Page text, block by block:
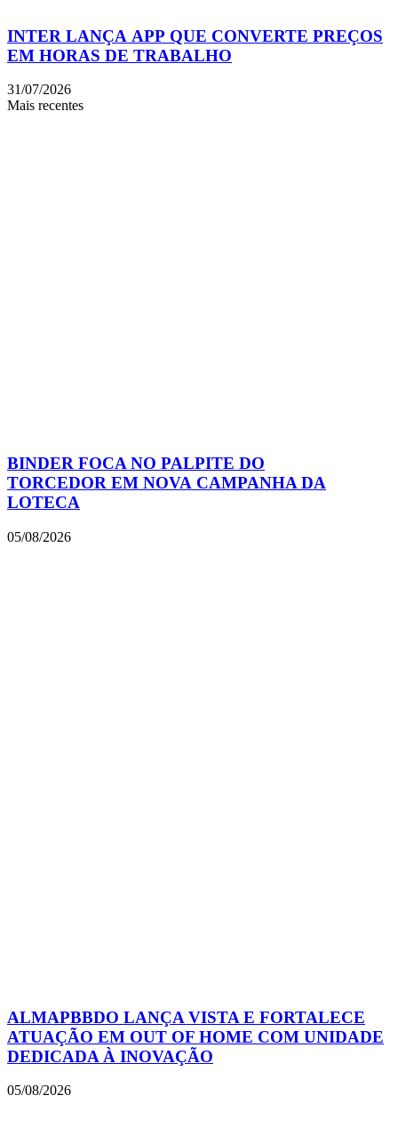
INTER LANÇA APP QUE CONVERTE PREÇOS
EM HORAS DE TRABALHO
31/07/2026
Mais recentes
BINDER FOCA NO PALPITE DO
TORCEDOR EM NOVA CAMPANHA DA
LOTECA
05/08/2026
ALMAPBBDO LANÇA VISTA E FORTALECE
ATUAÇÃO EM OUT OF HOME COM UNIDADE
DEDICADA À INOVAÇÃO
05/08/2026